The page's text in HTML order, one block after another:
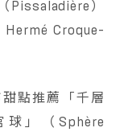
Pissaladière）
Croque-
點推薦「千層
」（Sphère